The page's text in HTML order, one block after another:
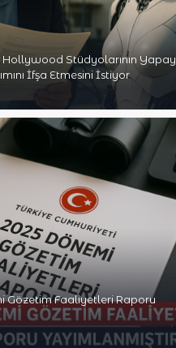
Stüdyolarının Yapay
İfşa Etmesini İstiyor
Gözetim Faaliyetleri Raporu